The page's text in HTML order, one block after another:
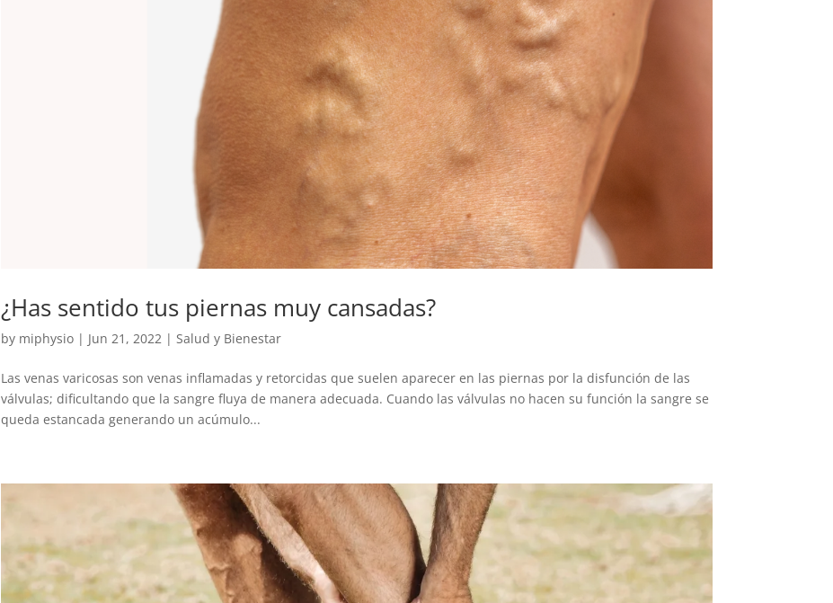
¿Has sentido tus piernas muy cansadas?
by miphysio| Jun 21, 2022 | Salud y Bienestar
Las venas varicosas son venas inflamadas y retorcidas que suelen aparecer en las piernas por la disfunción de las
válvulas; dificultando que la sangre fluya de manera adecuada. Cuando las válvulas no hacen su función la sangre se
queda estancada generando un acúmulo...